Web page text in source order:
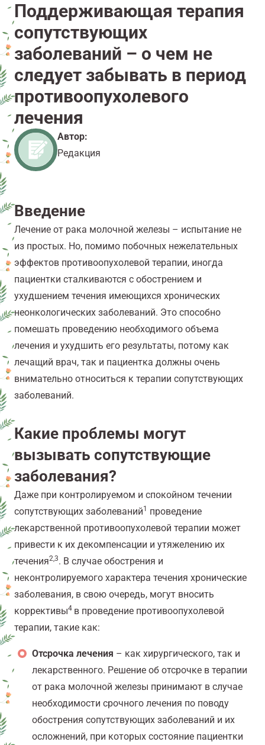
Поддерживающая терапия
сопутствующих
заболеваний – о чем не
следует забывать в период
противоопухолевого
лечения
Автор:
Редакция
Введение
Лечение от рака молочной железы – испытание не
из простых. Но, помимо побочных нежелательных
эффектов противоопухолевой терапии, иногда
пациентки сталкиваются с обострением и
ухудшением течения имеющихся хронических
неонкологических заболеваний. Это способно
помешать проведению необходимого объема
лечения и ухудшить его результаты, потому как
лечащий врач, так и пациентка должны очень
внимательно относиться к терапии сопутствующих
заболеваний.
Какие проблемы могут
вызывать сопутствующие
заболевания?
Даже при контролируемом и спокойном течении
сопутствующих заболеваний1 проведение
лекарственной противоопухолевой терапии может
привести к их декомпенсации и утяжелению их
течения2,3. В случае обострения и
неконтролируемого характера течения хронические
заболевания, в свою очередь, могут вносить
коррективы4 в проведение противоопухолевой
терапии, такие как:
Отсрочка лечения – как хирургического, так и
лекарственного. Решение об отсрочке в терапии
от рака молочной железы принимают в случае
необходимости срочного лечения по поводу
обострения сопутствующих заболеваний и их
осложнений, при которых состояние пациентки